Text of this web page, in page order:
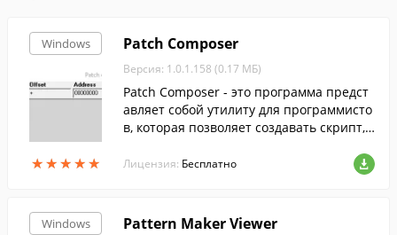
Windows
★★★★★
★★★★★
Patch Composer
Версия: 1.0.1.158 (0.17 МБ)
Patch Composer - это программа предст
авляет собой утилиту для программисто
в, которая позволяет создавать скрипт,
олняемому файлу.
Лицензия: Бесплатно
Windows Pattern Maker Viewer